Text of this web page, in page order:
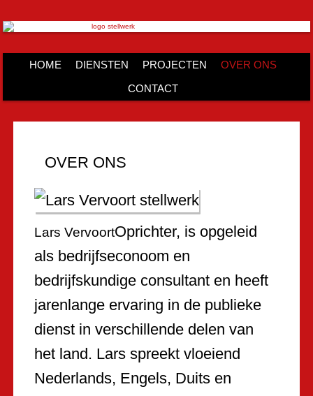
HOME DIENSTEN PROJECTEN
OVER ONS
CONTACT
OVER ONS
Lars VervoortOprichter, is opgeleid
als bedrijfseconoom en
bedrijfskundige consultant en heeft
jarenlange ervaring in de publieke
dienst in verschillende delen van
het land. Lars spreekt vloeiend
Nederlands, Engels, Duits en